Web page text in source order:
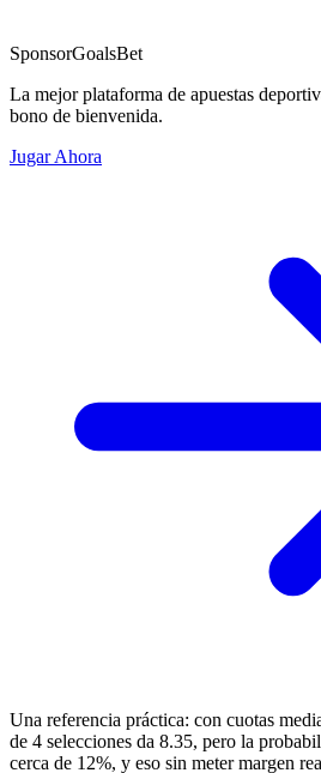
SponsorGoalsBet
La mejor plataforma de apuestas
bono de bienvenida.
Jugar Ahora
Una referencia práctica: con cuotas
de 4 selecciones da 8.35, pero la
cerca de 12%, y eso sin meter margen